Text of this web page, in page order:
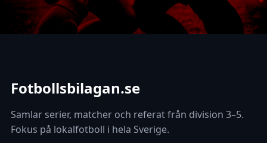
Fotbollsbilagan.se
Samlar serier, matcher och referat från division 3–5.
Fokus på lokalfotboll i hela Sverige.